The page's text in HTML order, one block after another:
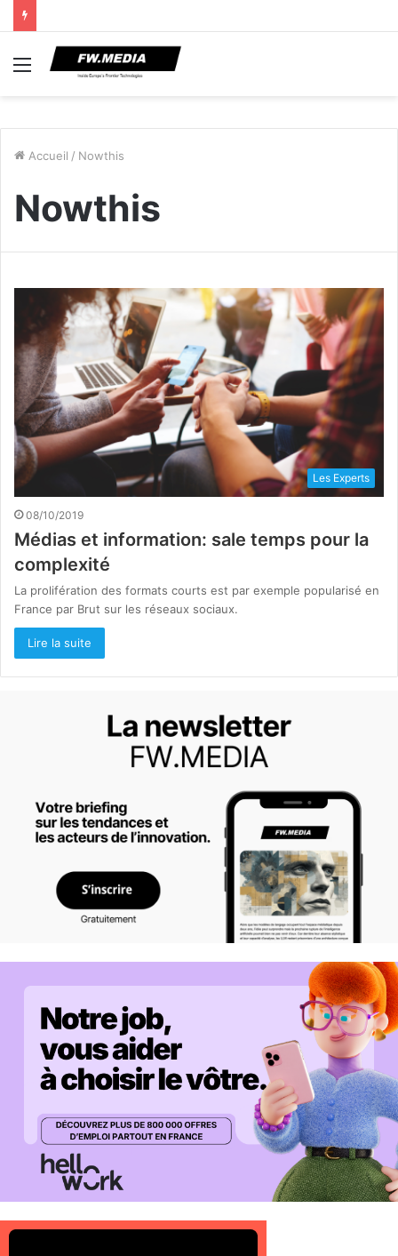
Menu
Accueil / Nowthis
Nowthis
Les Experts
08/10/2019
Médias et information: sale temps pour la
complexité
La prolifération des formats courts est par exemple popularisé en
France par Brut sur les réseaux sociaux.
Lire la suite